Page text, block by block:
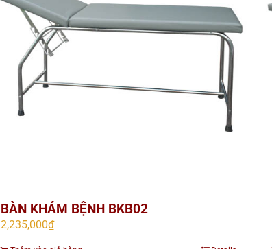
BÀN KHÁM BỆNH BKB02
2,235,000₫